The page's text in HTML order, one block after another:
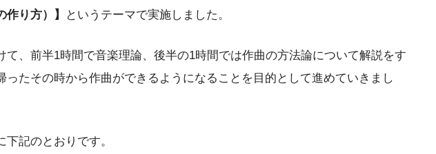
り方）】
というテーマで実施しました。
て、前半1時間で音楽理論、後半の1時間では作曲の方法論について解説をす
ったその時から作曲ができるようになることを目的として進めていきまし
記のとおりです。